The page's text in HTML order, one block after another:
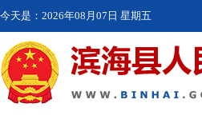
今天是： 2026年08月07日 星期五